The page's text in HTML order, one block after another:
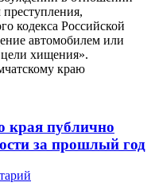
кодекса Российской
автомобилем или
хищения».
краю
края публично
за прошлый год